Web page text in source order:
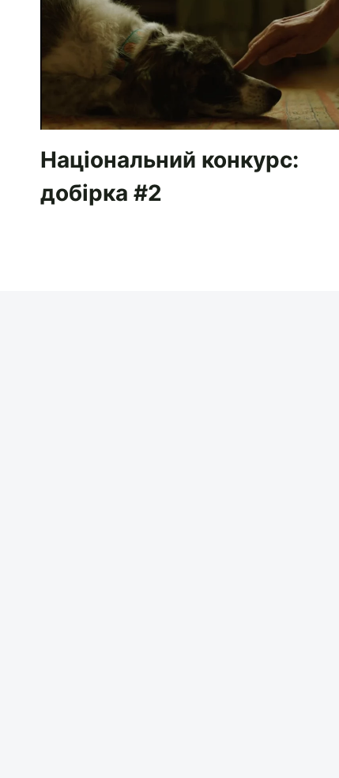
Національний конкурс:
добірка #2